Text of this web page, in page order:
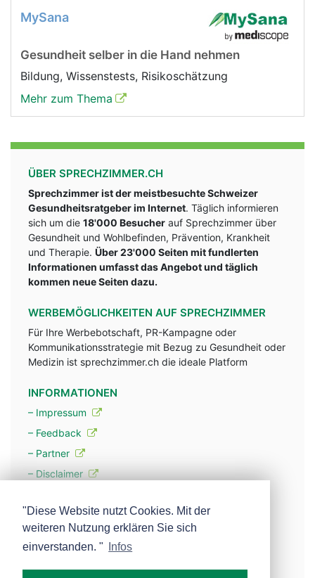
MySana
Gesundheit selber in die Hand nehmen
Bildung, Wissenstests, Risikoschätzung
Mehr zum Thema
ÜBER SPRECHZIMMER.CH
Sprechzimmer ist der meistbesuchte Schweizer
Gesundheitsratgeber im Internet. Täglich informieren
sich um die 18'000 Besucher auf Sprechzimmer über
Gesundheit und Wohlbefinden, Prävention, Krankheit
und Therapie. Über 23'000 Seiten mit fundlerten
Informationen umfasst das Angebot und täglich
kommen neue Seiten dazu.
WERBEMÖGLICHKEITEN AUF SPRECHZIMMER
Für Ihre Werbebotschaft, PR-Kampagne oder
Kommunikationsstrategie mit Bezug zu Gesundheit oder
Medizin ist sprechzimmer.ch die ideale Platform
INFORMATIONEN
– Impressum
– Feedback
– Partner
– Disclaimer
– Werbung
– Mehr über unsere Experten
"Diese Website nutzt Cookies. Mit der
weiteren Nutzung erklären Sie sich
einverstanden. "
Infos